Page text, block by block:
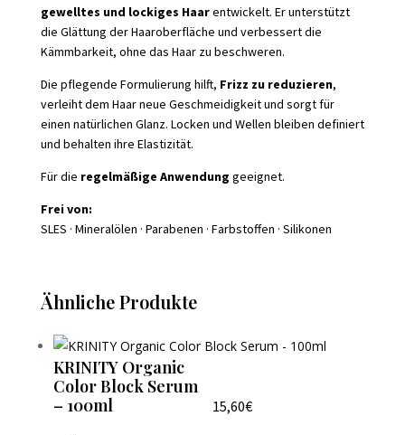
gewelltes und lockiges Haarentwickelt. Er unterstützt
die Glättung der Haaroberfläche und verbessert die
Kämmbarkeit, ohne das Haar zu beschweren.
Die pflegende Formulierung hilft, Frizz zu reduzieren,
verleiht dem Haar neue Geschmeidigkeit und sorgt für
einen natürlichen Glanz. Locken und Wellen bleiben definiert
und behalten ihre Elastizität.
Für die regelmäßige Anwendung geeignet.
Frei von:
SLES · Mineralölen · Parabenen · Farbstoffen · Silikonen
Ähnliche Produkte
KRINITY Organic
Color Block Serum
– 100ml
15,60€